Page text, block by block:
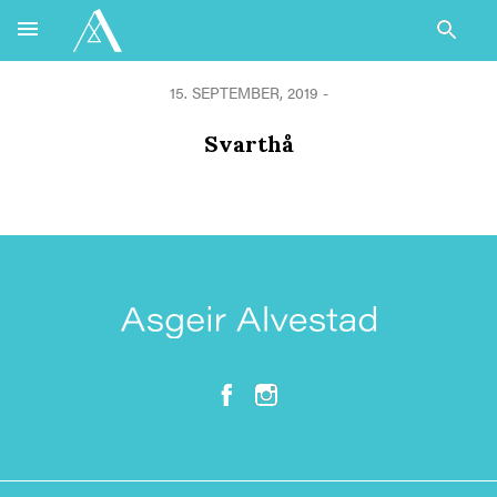
15. SEPTEMBER, 2019 -
Svarthå